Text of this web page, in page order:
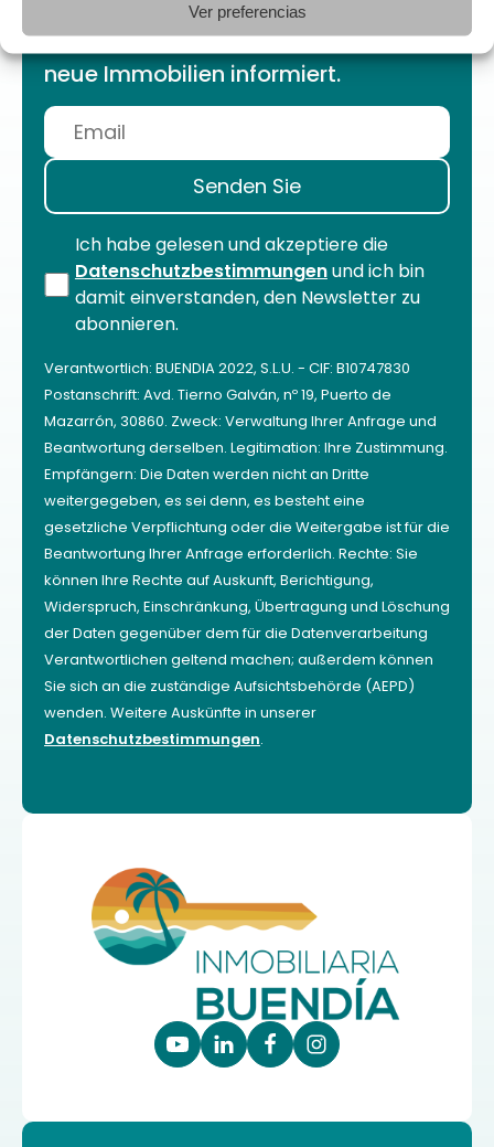
Ver preferencias
Tragen Sie sich in unsere Mailingliste
ein und Sie werden als Erster über
neue Immobilien informiert.
Ich habe gelesen und akzeptiere die
Datenschutzbestimmungenund ich bin
damit einverstanden, den Newsletter zu
abonnieren.
Verantwortlich: BUENDIA 2022, S.L.U. - CIF: B10747830
Postanschrift: Avd. Tierno Galván, nº 19, Puerto de
Mazarrón, 30860. Zweck: Verwaltung Ihrer Anfrage und
Beantwortung derselben. Legitimation: Ihre Zustimmung.
Empfängern: Die Daten werden nicht an Dritte
weitergegeben, es sei denn, es besteht eine
gesetzliche Verpflichtung oder die Weitergabe ist für die
Beantwortung Ihrer Anfrage erforderlich. Rechte: Sie
können Ihre Rechte auf Auskunft, Berichtigung,
Widerspruch, Einschränkung, Übertragung und Löschung
der Daten gegenüber dem für die Datenverarbeitung
Verantwortlichen geltend machen; außerdem können
Sie sich an die zuständige Aufsichtsbehörde (AEPD)
wenden. Weitere Auskünfte in unserer
Datenschutzbestimmungen.